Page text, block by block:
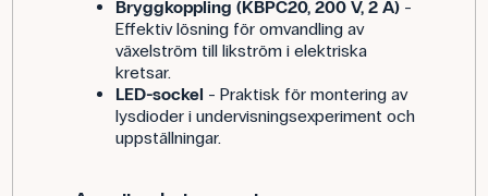
Bryggkoppling (KBPC20, 200 V, 2 A)-
Effektiv lösning för omvandling av
växelström till likström i elektriska
kretsar.
LED-sockel - Praktisk för montering av
lysdioder i undervisningsexperiment och
uppställningar.